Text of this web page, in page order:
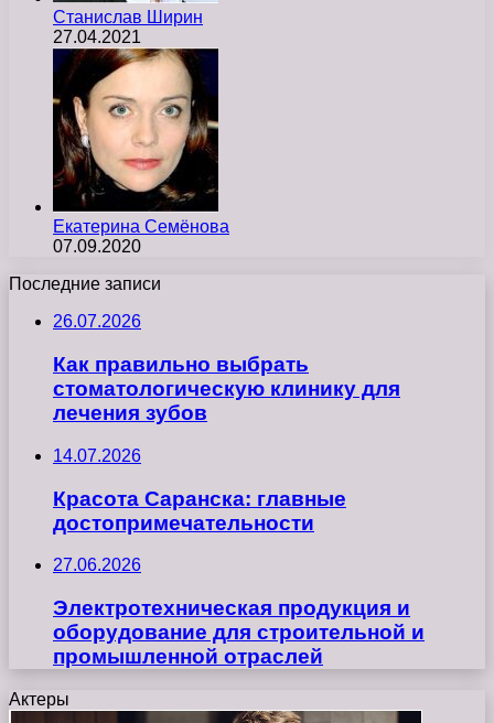
Станислав Ширин
27.04.2021
Екатерина Семёнова
07.09.2020
Последние записи
26.07.2026
Как правильно выбрать
стоматологическую клинику для
лечения зубов
14.07.2026
Красота Саранска: главные
достопримечательности
27.06.2026
Электротехническая продукция и
оборудование для строительной и
промышленной отраслей
Актеры